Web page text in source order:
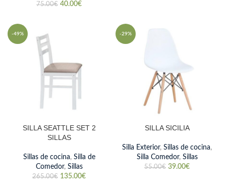
75.00€ 40.00€
-49%
SILLA SEATTLE SET 2
SILLAS
Sillas de cocina, Silla de
Comedor, Sillas
265.00€ 135.00€
-29%
SILLA SICILIA
Silla Exterior, Sillas de cocina,
Silla Comedor, Sillas
55.00€ 39.00€